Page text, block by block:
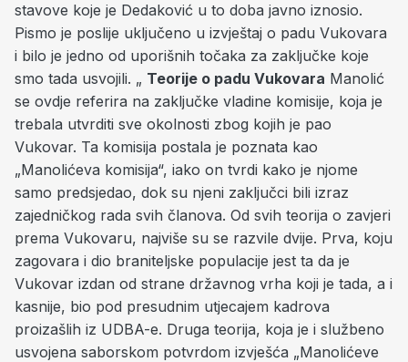
stavove koje je Dedaković u to doba javno iznosio.
Pismo je poslije uključeno u izvještaj o padu Vukovara
i bilo je jedno od uporišnih točaka za zaključke koje
smo tada usvojili. „ Teorije o padu Vukovara Manolić
se ovdje referira na zaključke vladine komisije, koja je
trebala utvrditi sve okolnosti zbog kojih je pao
Vukovar. Ta komisija postala je poznata kao
„Manolićeva komisija“, iako on tvrdi kako je njome
samo predsjedao, dok su njeni zaključci bili izraz
zajedničkog rada svih članova. Od svih teorija o zavjeri
prema Vukovaru, najviše su se razvile dvije. Prva, koju
zagovara i dio braniteljske populacije jest ta da je
Vukovar izdan od strane državnog vrha koji je tada, a i
kasnije, bio pod presudnim utjecajem kadrova
proizašlih iz UDBA-e. Druga teorija, koja je i službeno
usvojena saborskom potvrdom izvješća „Manolićeve